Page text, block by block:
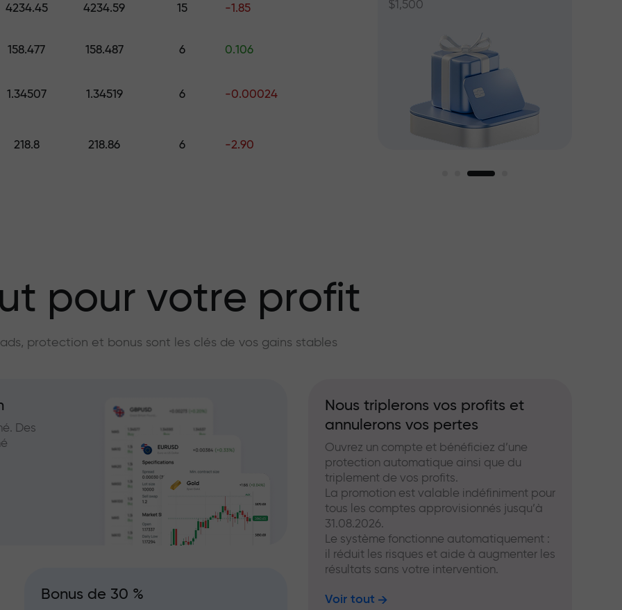
X1000 — le plus
du marché
4234.45 4234.59 15 -1.85
158.477 158.487 6 0.106
1.34507 1.34519 6 -0.00024
218.8 218.86 6 -2.90
$1,500
pour votre profit
protection et bonus sont les clés de vos gains stables
Des
Bonus de 30 %
Nous triplerons vos profits et
annulerons vos pertes
Ouvrez un compte et bénéficiez d’une
protection automatique ainsi que du
triplement de vos profits.
La promotion est valable indéfiniment pour
tous les comptes approvisionnés jusqu’à
31.08.2026.
Le système fonctionne automatiquement :
il réduit les risques et aide à augmenter les
résultats sans votre intervention.
Voir tout